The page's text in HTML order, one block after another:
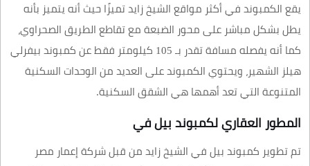
يقع الكمبوند في أكثر مواقع الشيخ زايد تميزًا حيث أنه يتميز بأنه
يطل بشكل مباشر على محور الضبعة مع تقاطع الطريق الصحراوي،
كما أنه يفصله مسافة تقدر بـ 105 كيلومتر فقط عن كمبوند بيفرلي
هيلز الشهير، ويحتوي الكمبوند على العديد من الوحدات السكنية
المتنوعة التي تعد أهمها هي الشقق السكنية.
المطور العقاري لكمبوند بيل في
تم تطوير كمبوند بيل في الشيخ زايد من قبل شركة إعمار مصر